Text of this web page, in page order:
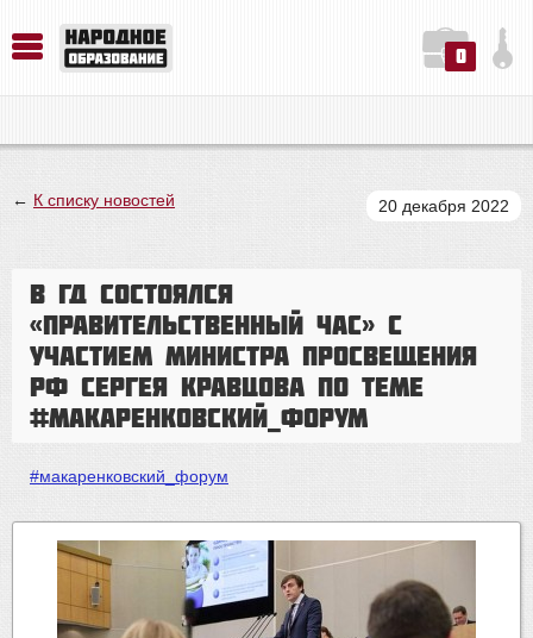
0
← К списку новостей 20 декабря 2022
В ГД состоялся
«правительственный час» с
участием Министра просвещения
РФ Сергея Кравцова по теме
#макаренковский_форум
#макаренковский_форум